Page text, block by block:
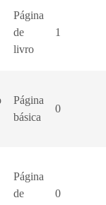
Página
de
livro
1
Página
básica
0
Página
de
0